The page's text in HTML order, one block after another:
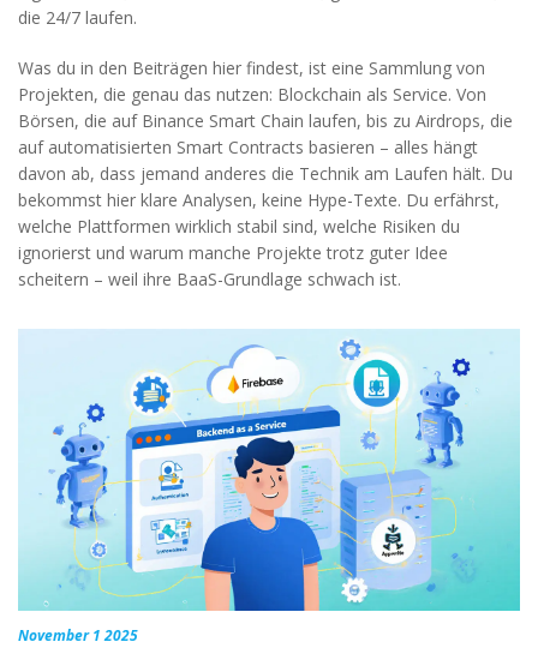
die 24/7 laufen.
Was du in den Beiträgen hier findest, ist eine Sammlung von
Projekten, die genau das nutzen: Blockchain als Service. Von
Börsen, die auf Binance Smart Chain laufen, bis zu Airdrops, die
auf automatisierten Smart Contracts basieren – alles hängt
davon ab, dass jemand anderes die Technik am Laufen hält. Du
bekommst hier klare Analysen, keine Hype-Texte. Du erfährst,
welche Plattformen wirklich stabil sind, welche Risiken du
ignorierst und warum manche Projekte trotz guter Idee
scheitern – weil ihre BaaS-Grundlage schwach ist.
November 1 2025